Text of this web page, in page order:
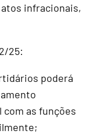
infracionais,
25:
poderá
com as funções